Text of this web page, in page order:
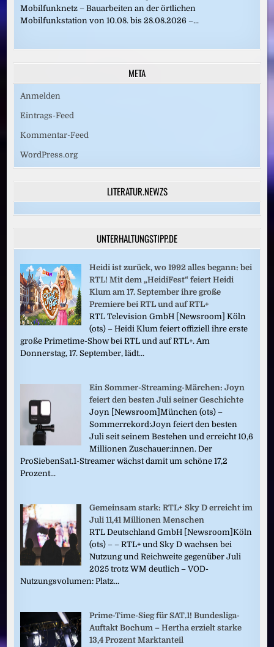
Mobilfunknetz – Bauarbeiten an der örtlichen
Mobilfunkstation von 10.08. bis 28.08.2026 –...
META
Anmelden
Eintrags-Feed
Kommentar-Feed
WordPress.org
LITERATUR.NEWZS
UNTERHALTUNGSTIPP.DE
Heidi ist zurück, wo 1992 alles begann: bei
RTL! Mit dem „HeidiFest“ feiert Heidi
Klum am 17. September ihre große
Premiere bei RTL und auf RTL+
RTL Television GmbH [Newsroom] Köln
(ots) – Heidi Klum feiert offiziell ihre erste
große Primetime-Show bei RTL und auf RTL+. Am
Donnerstag, 17. September, lädt...
Ein Sommer-Streaming-Märchen: Joyn
feiert den besten Juli seiner Geschichte
Joyn [Newsroom]München (ots) –
Sommerrekord:Joyn feiert den besten
Juli seit seinem Bestehen und erreicht 10,6
Millionen Zuschauer:innen. Der
ProSiebenSat.1-Streamer wächst damit um schöne 17,2
Prozent...
Gemeinsam stark: RTL+ Sky D erreicht im
Juli 11,41 Millionen Menschen
RTL Deutschland GmbH [Newsroom]Köln
(ots) – – RTL+ und Sky D wachsen bei
Nutzung und Reichweite gegenüber Juli
2025 trotz WM deutlich – VOD-
Nutzungsvolumen: Platz...
Prime-Time-Sieg für SAT.1! Bundesliga-
Auftakt Bochum – Hertha erzielt starke
13,4 Prozent Marktanteil